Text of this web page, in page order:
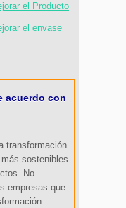
el Producto
el envase
acuerdo con
transformación
sostenibles
No
empresas que